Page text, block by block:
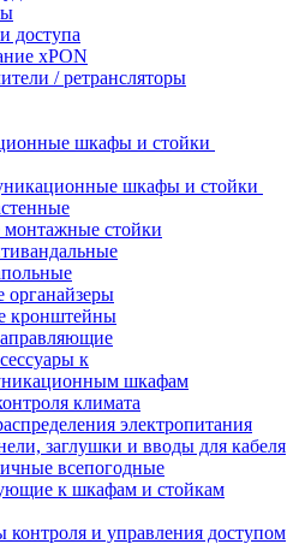
доступа
хPON
/ ретрансляторы
шкафы и стойки
шкафы и стойки
стойки
органайзеры
кронштейны
к
шкафам
климата
электропитания
заглушки и вводы для кабеля
всепогодные
к шкафам и стойкам
и управления доступом